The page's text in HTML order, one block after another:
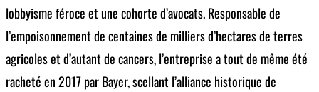
lobbyisme féroce et une cohorte d’avocats. Responsable de
l’empoisonnement de centaines de milliers d’hectares de terres
agricoles et d’autant de cancers, l’entreprise a tout de même été
racheté en 2017 par Bayer, scellant l’alliance historique de